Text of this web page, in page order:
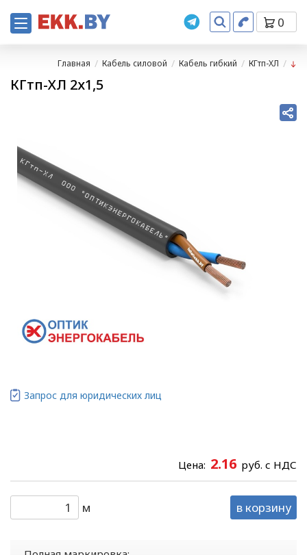
0
Главная Кабель силовой Кабель гибкий КГтп-ХЛ
КГтп-ХЛ 2х1,5
Цена: 2.16 руб. с НДС
м в корзину
Запрос для юридических лиц